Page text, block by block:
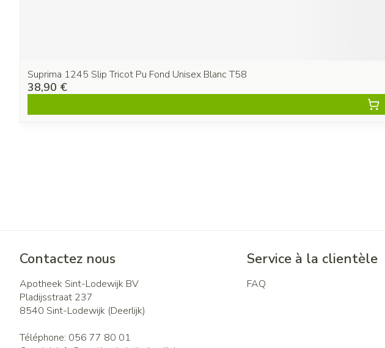
Suprima 1245 Slip Tricot Pu Fond Unisex Blanc T58
38,90 €
Contactez nous
Apotheek Sint-Lodewijk BV
Pladijsstraat 237
8540 Sint-Lodewijk (Deerlijk)
Téléphone: 056 77 80 01
Service à la clientèle
FAQ